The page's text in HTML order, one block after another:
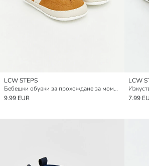
LCW STEPS
Бебешки обувки за прохождане за момчета с връзки и закопчаване с велкро
9.99 EUR
LCW
7.99